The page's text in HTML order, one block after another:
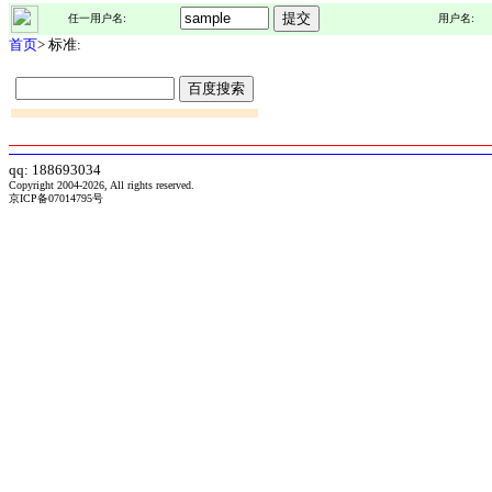
任一用户名: 用户名:
首页> 标准:
qq: 188693034
Copyright 2004-2026, All rights reserved.
京ICP备07014795号